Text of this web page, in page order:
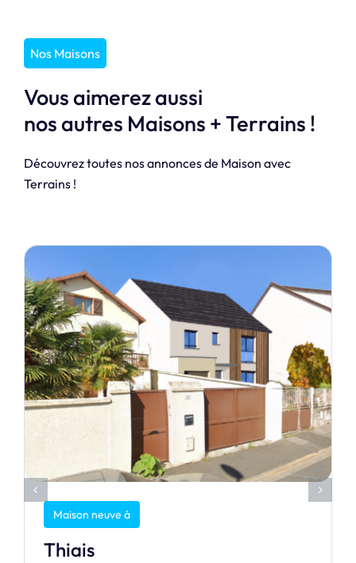
Nos Maisons
Vous aimerez aussi
nos autres Maisons + Terrains !
Découvrez toutes nos annonces de Maison avec
Terrains !
Maison neuve à
Thiais